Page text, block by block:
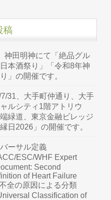
稿
神田明神にて「絶品グル
本酒祭り」「令和8年神
」の開催です。
31、大手町仲通り、大手
ルシティ1階アトリウ
緑道、東京金融ビレッジ
日2026」の開催です。
ーサル定義
ESC/WHF Expert
Second
of Heart Failure
全の原因による分類
Classification of